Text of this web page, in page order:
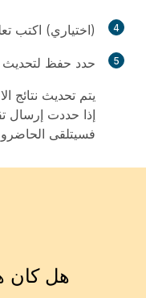
4 (اختياري) اكتب
5 حدد حفظ لتحديث
يتم تحديث نتائج
إذا حددت إرسال
فسيتلقى
هل كان